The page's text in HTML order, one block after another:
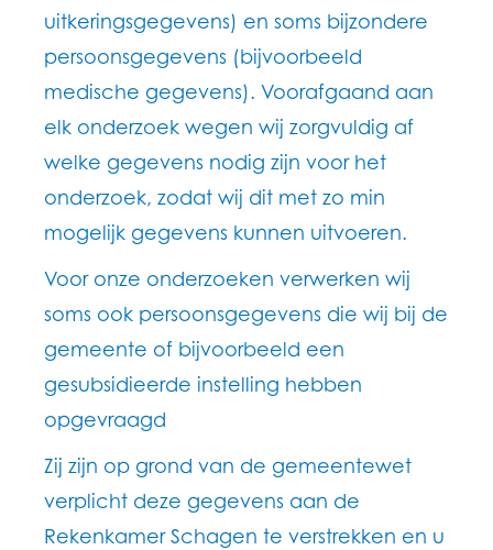
uitkeringsgegevens) en soms bijzondere
persoonsgegevens (bijvoorbeeld
medische gegevens). Voorafgaand aan
elk onderzoek wegen wij zorgvuldig af
welke gegevens nodig zijn voor het
onderzoek, zodat wij dit met zo min
mogelijk gegevens kunnen uitvoeren.
Voor onze onderzoeken verwerken wij
soms ook persoonsgegevens die wij bij de
gemeente of bijvoorbeeld een
gesubsidieerde instelling hebben
opgevraagd
Zij zijn op grond van de gemeentewet
verplicht deze gegevens aan de
Rekenkamer Schagen te verstrekken en u